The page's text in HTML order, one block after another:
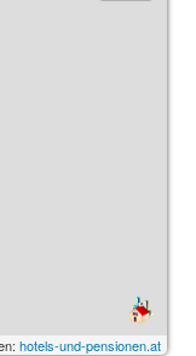
hotels-und-pensionen.at